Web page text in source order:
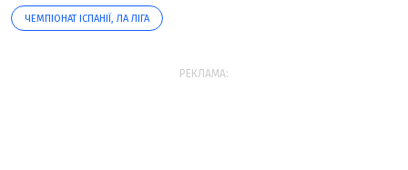
ЧЕМПІОНАТ ІСПАНІЇ, ЛА ЛІГА
РЕКЛАМА: